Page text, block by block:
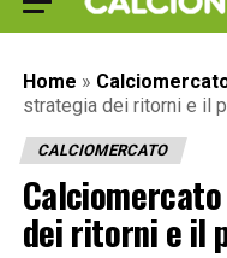
Home »
strategia dei ritorni e il
CALCIOMERCATO
dei ritorni e il